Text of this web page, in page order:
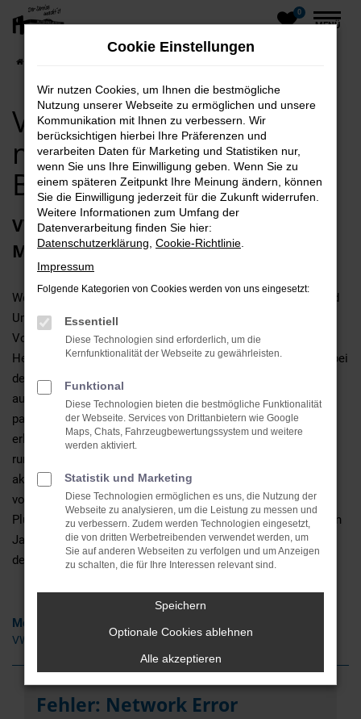
Zum
Hauptinhalt
springen
0
MENÜ
VW Neuwagen kaufen
mit Lieferservice nach
Bergen
VW Neuwagen – die vielleicht beste
Motorisierung für Bergen
Wer auf der Suche nach erstklassiger Mobilität in Bergen und
Umgebung ist, kommt kaum um einen VW Neuwagen herum.
Vor allem in den aktuellen Modellgenerationen punktet der
Hersteller mit ausgefeilter Technik und maximaler Effizienz bei
den Antrieben. Für Bergen eignen sich die Fahrzeuge auch
aufgrund ihrer Vielfalt, sodass für jedes Bedürfnis das
passende Modell vorhanden ist. Wir vom Autohaus Abraham
erleichtern Ihnen den VW Neuwagen- Kauf und bieten eine
rundum kompetente Beratung. Gerne vergleichen wir die
aktuellen VW Neuwagen mit gebrauchten Modellen aus
vorherigen Generationen und zeigen Ihnen die einzelnen
Pluspunkte und Vorteile auf. Des Weiteren sind wir seit vielen
Jahren in der Region Bergen verankert und somit auch nach
dem Kauf gerne weiter Ihr Ansprechpartner.
Modelle
VW Golf Neuwagen Bergen
Fehler: Network Error
Cookie Einstellungen
Wir nutzen Cookies, um Ihnen die bestmögliche
Nutzung unserer Webseite zu ermöglichen und unsere
Kommunikation mit Ihnen zu verbessern. Wir
berücksichtigen hierbei Ihre Präferenzen und
verarbeiten Daten für Marketing und Statistiken nur,
wenn Sie uns Ihre Einwilligung geben. Wenn Sie zu
einem späteren Zeitpunkt Ihre Meinung ändern, können
Sie die Einwilligung jederzeit für die Zukunft widerrufen.
Weitere Informationen zum Umfang der
Datenverarbeitung finden Sie hier:
Datenschutzerklärung Cookie-Richtlinie
Impressum
Folgende Kategorien von Cookies werden von uns eingesetzt:
Essentiell
Diese Technologien sind erforderlich, um die
Kernfunktionalität der Webseite zu gewährleisten.
Funktional
Diese Technologien bieten die bestmögliche Funktionalität
der Webseite. Services von Drittanbietern wie Google
Maps, Chats, Fahrzeugbewertungssystem und weitere
werden aktiviert.
Statistik und Marketing
Diese Technologien ermöglichen es uns, die Nutzung der
Webseite zu analysieren, um die Leistung zu messen und
zu verbessern. Zudem werden Technologien eingesetzt,
die von dritten Werbetreibenden verwendet werden, um
Sie auf anderen Webseiten zu verfolgen und um Anzeigen
zu schalten, die für Ihre Interessen relevant sind.
Speichern
Optionale Cookies ablehnen
Alle akzeptieren